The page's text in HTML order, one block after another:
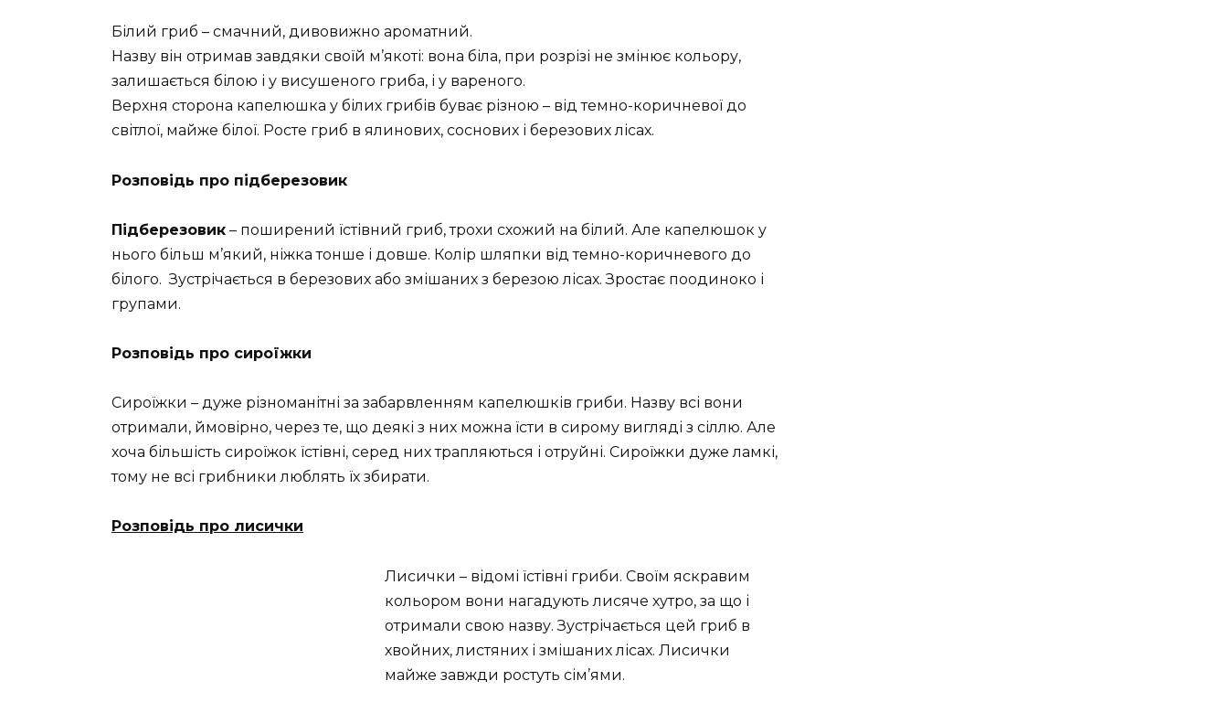
Білий гриб – смачний, дивовижно ароматний.
Назву він отримав завдяки своїй м’якоті: вона біла, при розрізі не змінює кольору,
залишається білою і у висушеного гриба, і у вареного.
Верхня сторона капелюшка у білих грибів буває різною – від темно-коричневої до
світлої, майже білої. Росте гриб в ялинових, соснових і березових лісах.
Розповідь про підберезовик
Підберезовик – поширений їстівний гриб, трохи схожий на білий. Але капелюшок у
нього більш м’який, ніжка тонше і довше. Колір шляпки від темно-коричневого до
білого. Зустрічається в березових або змішаних з березою лісах. Зростає поодиноко і
групами.
Розповідь про сироїжки
Сироїжки – дуже різноманітні за забарвленням капелюшків гриби. Назву всі вони
отримали, ймовірно, через те, що деякі з них можна їсти в сирому вигляді з сіллю. Але
хоча більшість сироїжок їстівні, серед них трапляються і отруйні. Сироїжки дуже ламкі,
тому не всі грибники люблять їх збирати.
Розповідь про лисички
Лисички – відомі їстівні гриби. Своїм яскравим
кольором вони нагадують лисяче хутро, за що і
отримали свою назву. Зустрічається цей гриб в
хвойних, листяних і змішаних лісах. Лисички
майже завжди ростуть сім’ями.